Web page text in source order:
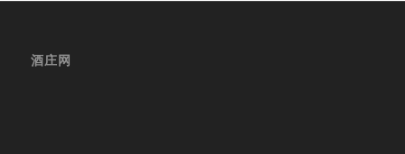
酒庄网